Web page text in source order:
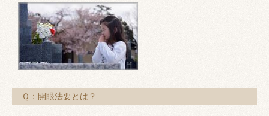
Ｑ：開眼法要とは？